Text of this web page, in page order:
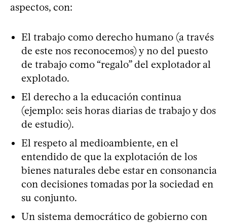
aspectos, con:
El trabajo como derecho humano (a través
de este nos reconocemos) y no del puesto
de trabajo como “regalo” del explotador al
explotado.
El derecho a la educación continua
(ejemplo: seis horas diarias de trabajo y dos
de estudio).
El respeto al medioambiente, en el
entendido de que la explotación de los
bienes naturales debe estar en consonancia
con decisiones tomadas por la sociedad en
su conjunto.
Un sistema democrático de gobierno con